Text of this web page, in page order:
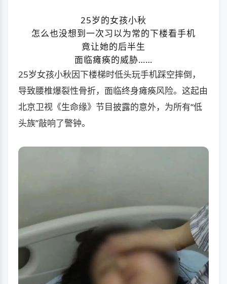
25岁的女孩小秋
怎么也没想到一次习以为常的下楼看手机
竟让她的后半生
面临瘫痪的威胁……
25岁女孩小秋因下楼梯时低头玩手机踩空摔倒，
导致腰椎爆裂性骨折，面临终身瘫痪风险。这起由
北京卫视《生命缘》节目披露的意外，为所有“低
头族”敲响了警钟。